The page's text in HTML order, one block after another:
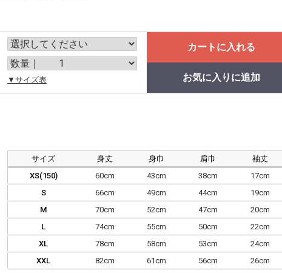
▼サイズ表
カートに入れる
お気に入りに追加
サイズ 身丈 身巾 肩巾
袖丈
XS(150)
60cm 43cm 38cm
17cm
S
66cm 49cm 44cm
19cm
M
70cm 52cm 47cm
20cm
L
74cm 55cm 50cm
22cm
XL
78cm 58cm 53cm
24cm
XXL
82cm 61cm 56cm 26cm